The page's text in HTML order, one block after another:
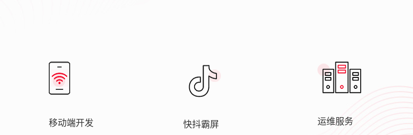
移动端开发 快抖霸屏 运维服务